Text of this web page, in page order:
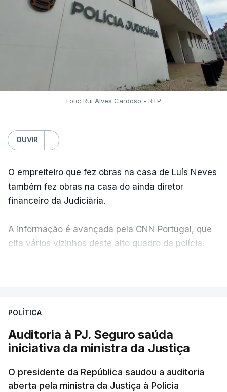
Foto: Rui Alves Cardoso - RTP
OUVIR
O empreiteiro que fez obras na casa de Luís Neves
também fez obras na casa do ainda diretor
financeiro da Judiciária.
A informação é avançada pela CNN Portugal, que
cita vários vizinhos deste alto quadro da polícia.
apreendido numa operação de droga.
POLÍTICA
Auditoria à PJ. Seguro saúda
iniciativa da ministra da Justiça
O presidente da República saudou a auditoria
aberta pela ministra da Justiça à Polícia